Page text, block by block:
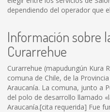
dependiendo del operador que
Información sobre
Curarrehue
Curarrehue (mapudungún Kura
comuna de Chile, de la
Araucanía. La comuna, junto a
del polo de desarrollo llamado
Araucanía.[cita requerida] Fue